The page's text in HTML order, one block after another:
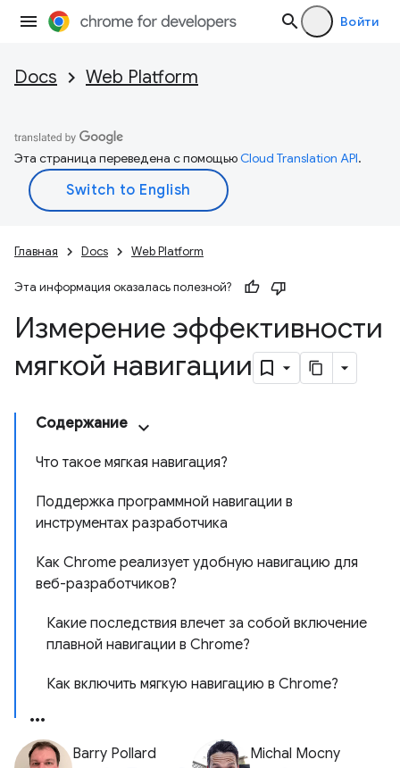
Войти
Docs Web Platform
Эта страница переведена с помощьюCloud Translation API.
Главная Docs Web Platform
Эта информация оказалась полезной?
Измерение эффективности
мягкой навигации
Содержание
Что такое мягкая навигация?
Поддержка программной навигации в
инструментах разработчика
Как Chrome реализует удобную навигацию для
веб-разработчиков?
Какие последствия влечет за собой включение
плавной навигации в Chrome?
Как включить мягкую навигацию в Chrome?
Barry Pollard Michal Mocny